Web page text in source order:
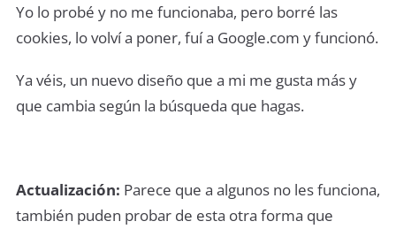
Yo lo probé y no me funcionaba, pero borré las
cookies, lo volví a poner, fuí a Google.com y funcionó.
Ya véis, un nuevo diseño que a mi me gusta más y
que cambia según la búsqueda que hagas.
Actualización: Parece que a algunos no les funciona,
también puden probar de esta otra forma que